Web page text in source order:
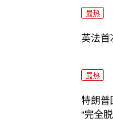
最热
英法首
最热
特朗普
“完全